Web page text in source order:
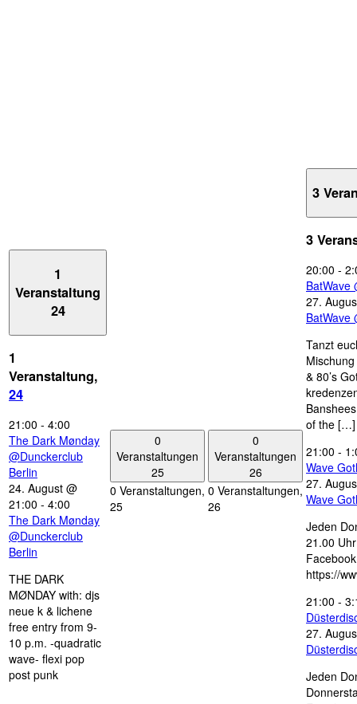
1
Veranstaltung
24
1
Veranstaltung,
24
21:00 - 4:00
The Dark Mønday
@Dunckerclub
Berlin
24. August @
21:00 - 4:00
The Dark Mønday
@Dunckerclub
Berlin
THE DARK
MØNDAY with: djs
neue k & lichene
free entry from 9-
10 p.m. -quadratic
wave- flexi pop
post punk
0
Veranstaltungen
25
0 Veranstaltungen,
25
0
Veranstaltungen
26
0 Veranstaltungen,
26
3
3
20:00 -
BatWave
27.
BatWave
Tanzt
& 80’s
of the […]
21:00 -
Wave
27.
Wave
Jeden
21.00
https://
21:00 -
27.
Jeden